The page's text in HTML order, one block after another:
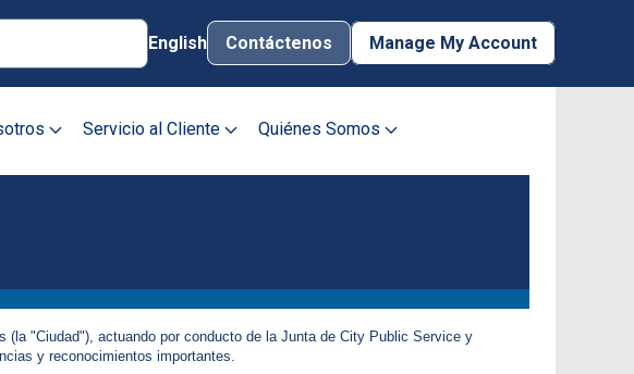
English Contáctenos Manage My Account
Manage My Account
Iniciar Sesión
Cuenta
Servicio al Cliente Quiénes Somos
(la "Ciudad"), actuando por conducto de la Junta de City Public Service y
y reconocimientos importantes.